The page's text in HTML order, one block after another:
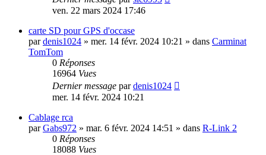
ven. 22 mars 2024 17:46
carte SD pour GPS d'occase
pardenis1024 » mer. 14 févr. 2024 10:21 » dans Carminat
TomTom
0 Réponses
16964 Vues
Dernier message pardenis1024
mer. 14 févr. 2024 10:21
Cablage rca
parGabs972 » mar. 6 févr. 2024 14:51 » dans R-Link 2
0 Réponses
18088 Vues